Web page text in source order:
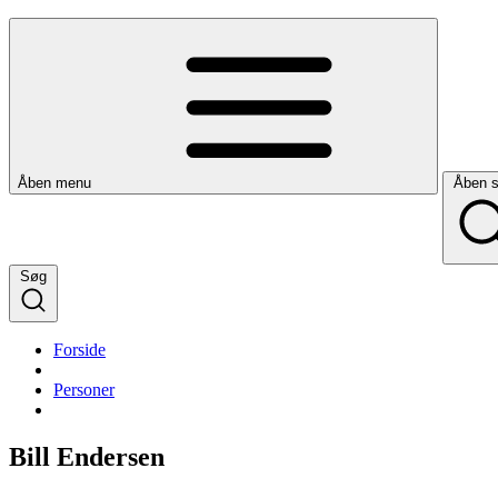
Åben menu Åben
Søg
Forside
Personer
Bill Endersen